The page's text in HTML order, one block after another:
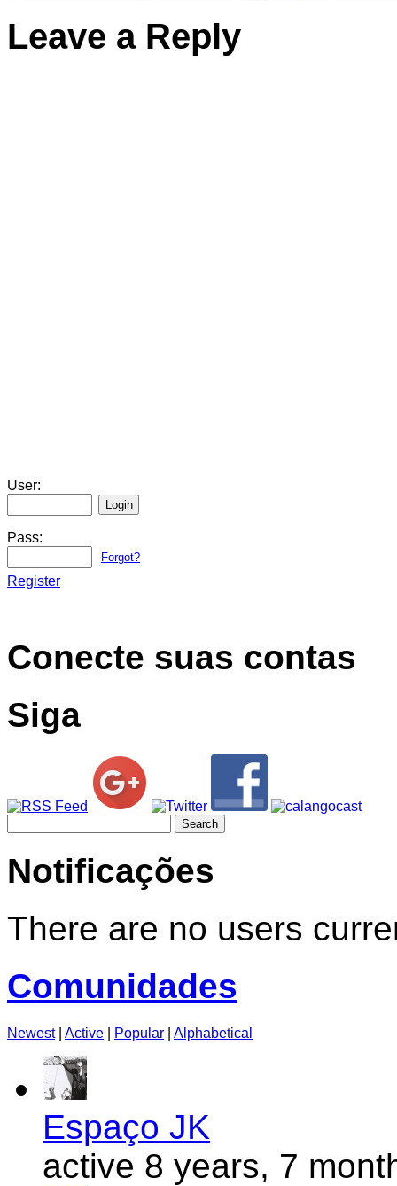
Leave a Reply
User:
Pass:
Forgot?
Register
Conecte suas contas
Siga
for:
Notificações
There are no users
Comunidades
Newest Active Popular Alphabetical
Espaço JK
active 8 years, 7